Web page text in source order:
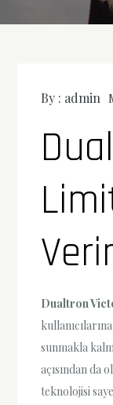
By : admin
Dualtron
sunmakla
açısından da
teknolojisi